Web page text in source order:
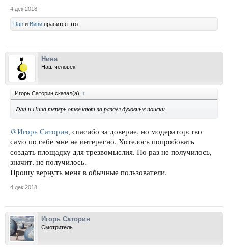
4 дек 2018
Dan и Виви нравится это.
Нина
Наш человек
Игорь Саторин сказал(а): ↑
Dan и Нина теперь отвечают за раздел духовные поиски
@Игорь Саторин, спасибо за доверие, но модераторство
само по себе мне не интересно. Хотелось попробовать
создать площадку для трезвомыслия. Но раз не получилось,
значит, не получилось.
Прошу вернуть меня в обычные пользователи.
4 дек 2018
Игорь Саторин
Смотритель